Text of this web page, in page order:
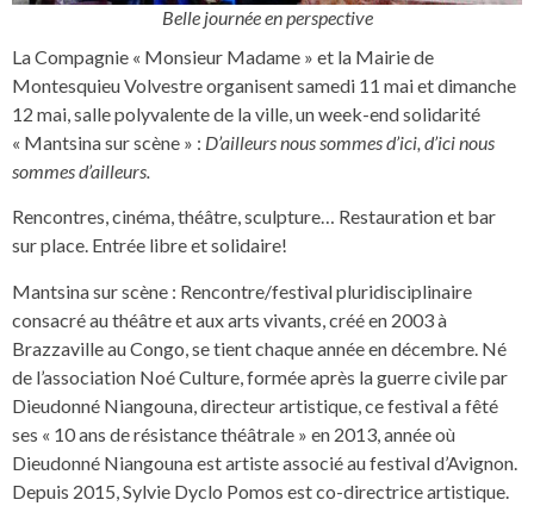
Belle journée en perspective
La Compagnie « Monsieur Madame » et la Mairie de
Montesquieu Volvestre organisent samedi 11 mai et dimanche
12 mai, salle polyvalente de la ville, un week-end solidarité
« Mantsina sur scène » : D’ailleurs nous sommes d’ici, d’ici nous
sommes d’ailleurs.
Rencontres, cinéma, théâtre, sculpture… Restauration et bar
sur place. Entrée libre et solidaire!
Mantsina sur scène : Rencontre/festival pluridisciplinaire
consacré au théâtre et aux arts vivants, créé en 2003 à
Brazzaville au Congo, se tient chaque année en décembre. Né
de l’association Noé Culture, formée après la guerre civile par
Dieudonné Niangouna, directeur artistique, ce festival a fêté
ses « 10 ans de résistance théâtrale » en 2013, année où
Dieudonné Niangouna est artiste associé au festival d’Avignon.
Depuis 2015, Sylvie Dyclo Pomos est co-directrice artistique.